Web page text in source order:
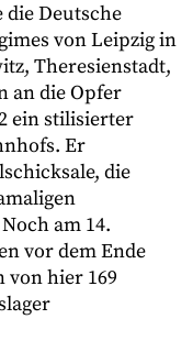
die Deutsche
von Leipzig in
Theresienstadt,
an die Opfer
ein stilisierter
Er
die
am 14.
vor dem Ende
von hier 169